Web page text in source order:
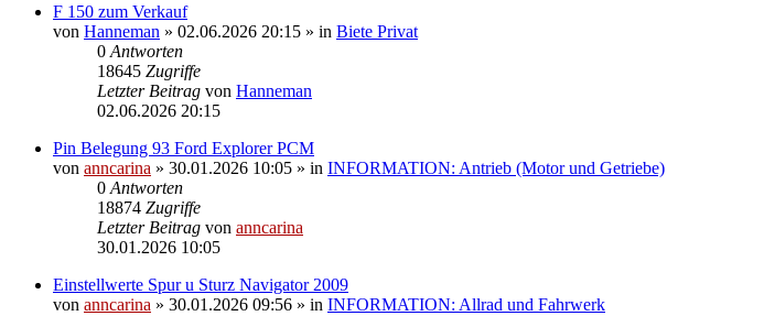
F 150 zum Verkauf
von Hanneman » 02.06.2026 20:15 » in Biete Privat
0 Antworten
18645 Zugriffe
Letzter Beitrag von Hanneman
02.06.2026 20:15
Pin Belegung 93 Ford Explorer PCM
von anncarina » 30.01.2026 10:05 » in INFORMATION: Antrieb (Motor und Getriebe)
0 Antworten
18874 Zugriffe
Letzter Beitrag von anncarina
30.01.2026 10:05
Einstellwerte Spur u Sturz Navigator 2009
von anncarina » 30.01.2026 09:56 » in INFORMATION: Allrad und Fahrwerk